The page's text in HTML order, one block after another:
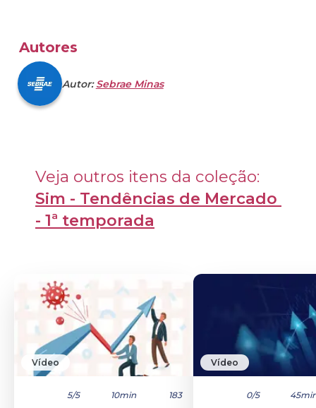
Autores
Autor:Sebrae Minas
Sim - Tendências de Mercado
- 1ª temporada
Vídeo
5/5 10min 183
Vídeo
0/5